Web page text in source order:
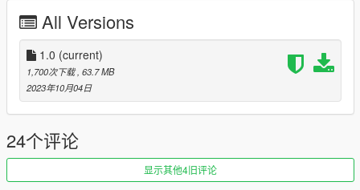
All Versions
1.0 (current)
1,700次下载, 63.7 MB
2023年10月04日
24个评论
显示其他4旧评论